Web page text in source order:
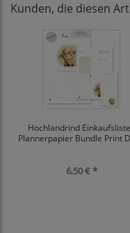
Kunden, die diesen
Hochlandrind
Plannerpapier Bundle Print
6,50 € *